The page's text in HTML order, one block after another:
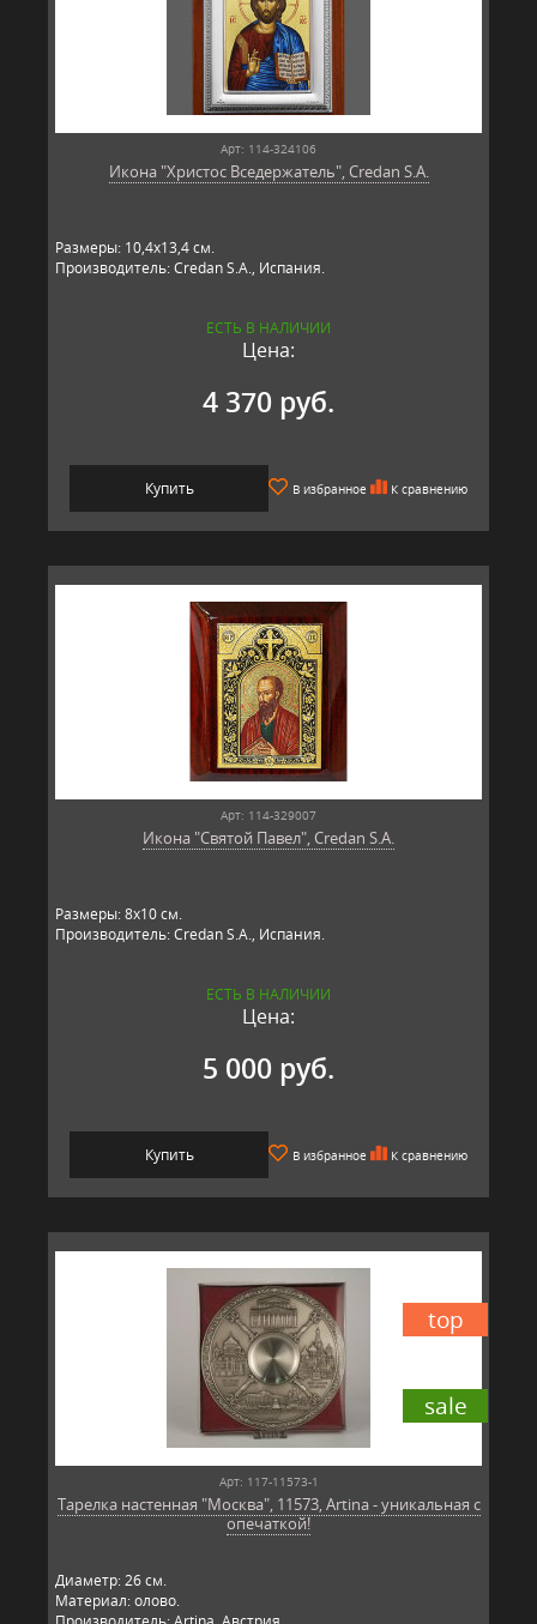
Арт: 114-324106
Икона "Христос Вседержатель", Credan S.A.
Размеры: 10,4х13,4 см.
Производитель: Credan S.A., Испания.
ЕСТЬ В НАЛИЧИИ
Цена:
4 370 руб.
Купить В избранное К сравнению
Арт: 114-329007
Икона "Святой Павел", Credan S.A.
Размеры: 8х10 см.
Производитель: Credan S.A., Испания.
ЕСТЬ В НАЛИЧИИ
Цена:
5 000 руб.
Купить В избранное К сравнению
sale
top
Арт: 117-11573-1
Тарелка настенная "Москва", 11573, Artina - уникальная с
опечаткой!
Диаметр: 26 см.
Материал: олово.